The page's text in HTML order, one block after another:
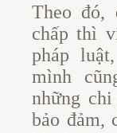
Theo đó,
chấp thì
pháp
mình
những
bảo đảm,